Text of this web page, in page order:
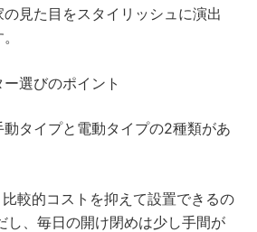
見た目をスタイリッシュに演出
選びのポイント
タイプと電動タイプの2種類があ
比較的コストを抑えて設置できるの
し、毎日の開け閉めは少し手間が